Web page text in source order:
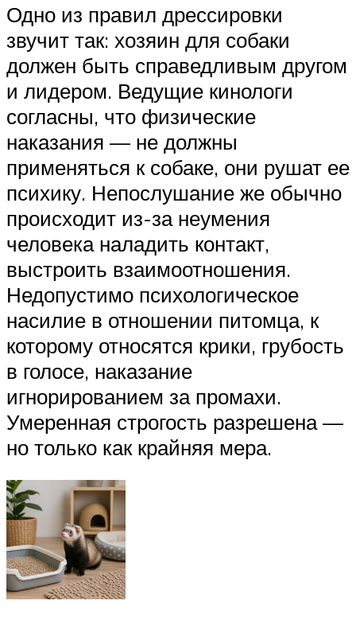
Одно из правил дрессировки
звучит так: хозяин для собаки
должен быть справедливым другом
и лидером. Ведущие кинологи
согласны, что физические
наказания — не должны
применяться к собаке, они рушат ее
психику. Непослушание же обычно
происходит из-за неумения
человека наладить контакт,
выстроить взаимоотношения.
Недопустимо психологическое
насилие в отношении питомца, к
которому относятся крики, грубость
в голосе, наказание
игнорированием за промахи.
Умеренная строгость разрешена —
но только как крайняя мера.